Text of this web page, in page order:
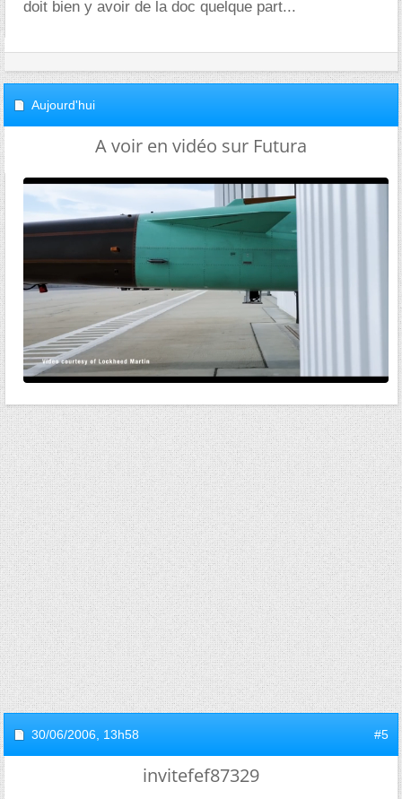
doit bien y avoir de la doc quelque part...
Aujourd'hui
A voir en vidéo sur Futura
30/06/2006, 13h58 #5
invitefef87329